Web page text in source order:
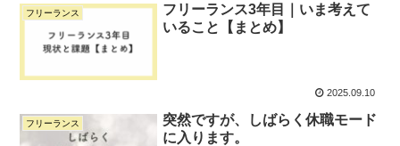
フリーランス
フリーランス3年目｜いま考えて
いること【まとめ】
2025.09.10
フリーランス
突然ですが、しばらく休職モード
に入ります。